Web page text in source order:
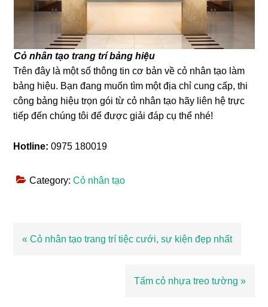
Cỏ nhân tạo trang trí bảng hiệu
Trên đây là một số thông tin cơ bản về cỏ nhân tạo làm
bảng hiệu. Bạn đang muốn tìm một địa chỉ cung cấp, thi
công bảng hiệu trọn gói từ cỏ nhân tạo hãy liên hệ trực
tiếp đến chúng tôi để được giải đáp cụ thể nhé!
Hotline: 0975 180019
Category:Cỏ nhân tạo
Bài
« Cỏ nhân tạo trang trí tiệc cưới, sự kiện đẹp nhất
Bài
Tấm cỏ nhựa treo tường »